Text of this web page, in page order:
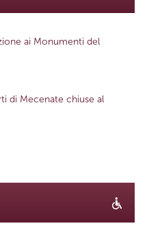
ai Monumenti del
di Mecenate chiuse al